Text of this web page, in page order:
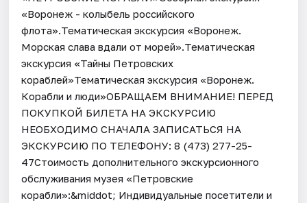
«Воронеж - колыбель российского
флота».Тематическая экскурсия «Воронеж.
Морская слава вдали от морей».Тематическая
экскурсия «Тайны Петровских
кораблей»Тематическая экскурсия «Воронеж.
Корабли и люди»ОБРАЩАЕМ ВНИМАНИЕ! ПЕРЕД
ПОКУПКОЙ БИЛЕТА НА ЭКСКУРСИЮ
НЕОБХОДИМО СНАЧАЛА ЗАПИСАТЬСЯ НА
ЭКСКУРСИЮ ПО ТЕЛЕФОНУ: 8 (473) 277-25-
47Стоимость дополнительного экскурсионного
обслуживания музея «Петровские
корабли»:&middot; Индивидуальные посетители и